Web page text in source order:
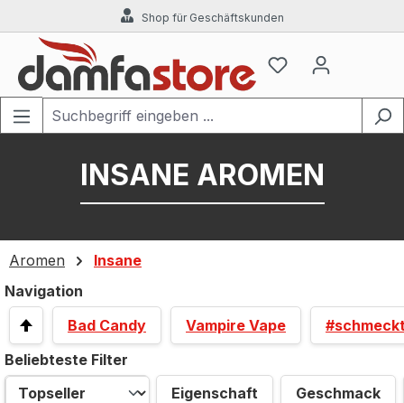
Zum Hauptinhalt springenShop für Geschäftskunden
INSANE AROMEN
Aromen
Insane
Navigation
Bad Candy
Vampire Vape
Beliebteste Filter
Eigenschaft
Geschmack